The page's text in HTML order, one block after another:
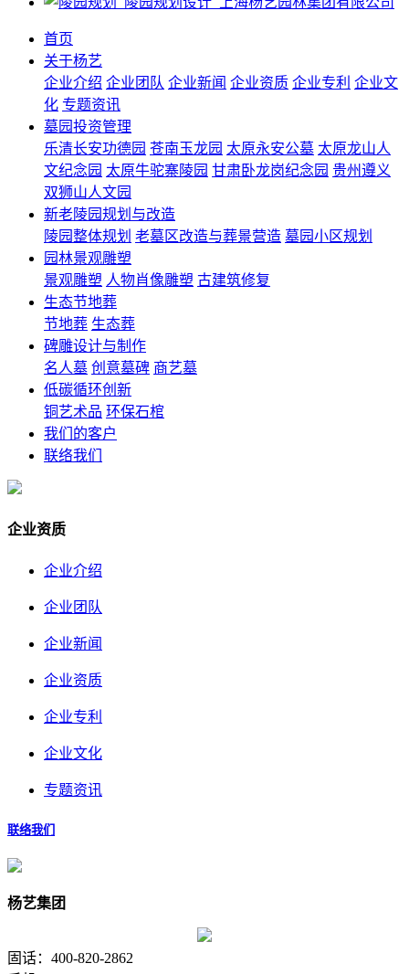
首页
关于杨艺
企业介绍 企业团队 企业新闻 企业资质 企业专利 企业文
化 专题资讯
墓园投资管理
乐清长安功德园 苍南玉龙园 太原永安公墓 太原龙山人
文纪念园 太原牛驼寨陵园 甘肃卧龙岗纪念园 贵州遵义
双狮山人文园
新老陵园规划与改造
陵园整体规划 老墓区改造与葬景营造 墓园小区规划
园林景观雕塑
景观雕塑 人物肖像雕塑 古建筑修复
生态节地葬
节地葬 生态葬
碑雕设计与制作
名人墓 创意墓碑 商艺墓
低碳循环创新
铜艺术品 环保石棺
我们的客户
联络我们
企业资质
企业介绍
企业团队
企业新闻
企业资质
企业专利
企业文化
专题资讯
联络我们
杨艺集团
固话：400-820-2862